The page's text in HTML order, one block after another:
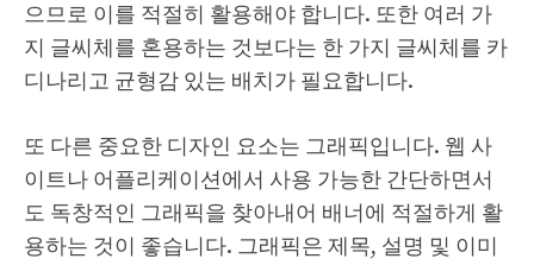
으므로 이를 적절히 활용해야 합니다. 또한 여러 가
지 글씨체를 혼용하는 것보다는 한 가지 글씨체를 카
디나리고 균형감 있는 배치가 필요합니다.
또 다른 중요한 디자인 요소는 그래픽입니다. 웹 사
이트나 어플리케이션에서 사용 가능한 간단하면서
도 독창적인 그래픽을 찾아내어 배너에 적절하게 활
용하는 것이 좋습니다. 그래픽은 제목, 설명 및 이미